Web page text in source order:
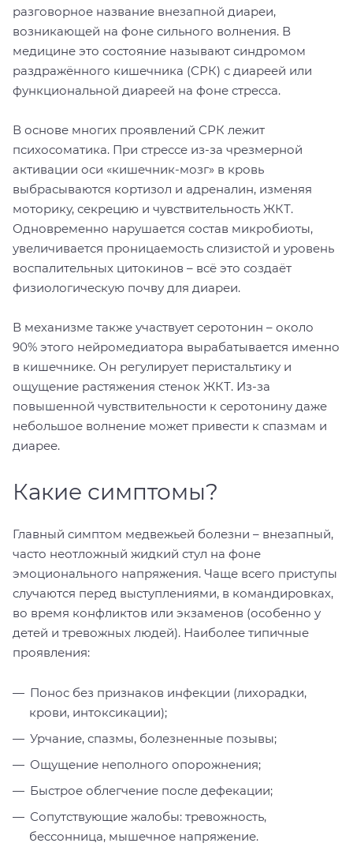
разговорное название внезапной диареи,
возникающей на фоне сильного волнения. В
медицине это состояние называют синдромом
раздражённого кишечника (СРК) с диареей или
функциональной диареей на фоне стресса.
В основе многих проявлений СРК лежит
психосоматика. При стрессе из-за чрезмерной
активации оси «кишечник-мозг» в кровь
выбрасываются кортизол и адреналин, изменяя
моторику, секрецию и чувствительность ЖКТ.
Одновременно нарушается состав микробиоты,
увеличивается проницаемость слизистой и уровень
воспалительных цитокинов – всё это создаёт
физиологическую почву для диареи.
В механизме также участвует серотонин – около
90% этого нейромедиатора вырабатывается именно
в кишечнике. Он регулирует перистальтику и
ощущение растяжения стенок ЖКТ. Из-за
повышенной чувствительности к серотонину даже
небольшое волнение может привести к спазмам и
диарее.
Какие симптомы?
Главный симптом медвежьей болезни – внезапный,
часто неотложный жидкий стул на фоне
эмоционального напряжения. Чаще всего приступы
случаются перед выступлениями, в командировках,
во время конфликтов или экзаменов (особенно у
детей и тревожных людей). Наиболее типичные
проявления:
Понос без признаков инфекции (лихорадки,
крови, интоксикации);
Урчание, спазмы, болезненные позывы;
Ощущение неполного опорожнения;
Быстрое облегчение после дефекации;
Сопутствующие жалобы: тревожность,
бессонница, мышечное напряжение.